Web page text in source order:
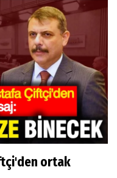
ortak